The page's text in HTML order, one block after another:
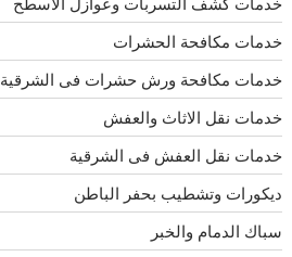
خدمات مكافحة الحشرات
خدمات مكافحة ورش حشرات فى الشرقية
خدمات نقل الاثاث والعفش
خدمات نقل العفش فى الشرقية
ديكورات وتشطيب بحفر الباطن
سباك الدمام والخبر